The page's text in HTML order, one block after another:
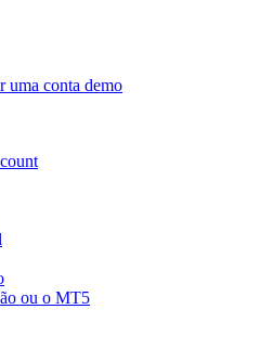
uma conta demo
ou o MT5